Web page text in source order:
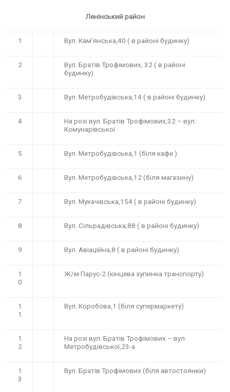
Ленінський район
1 Вул. Кам’янська,40 ( в районі будинку)
2
Вул. Братів Трофімових, 32 ( в районі
будинку)
3 Вул. Метробудівська,14 ( в районі будинку)
4
На розі вул. Братів Трофімових,32 – вул.
Комунарівської
5 Вул. Метробудівська,1 (біля кафе )
6 Вул. Метробудівська,12 (біля магазину)
7 Вул. Мукачівська,154 ( в районі будинку)
8 Вул. Сільрадівська,88 ( в районі будинку)
9 Вул. Авіаційна,8 ( в районі будинку)
1
0
Ж/м Парус-2 (кінцева зупинка транспорту)
1
1
Вул. Коробова,1 (біля супермаркету)
1
2
На розі вул. Братів Трофімових – вул.
Метробудівської,23-а
1
3
Вул. Братів Трофімових (біля автостоянки)